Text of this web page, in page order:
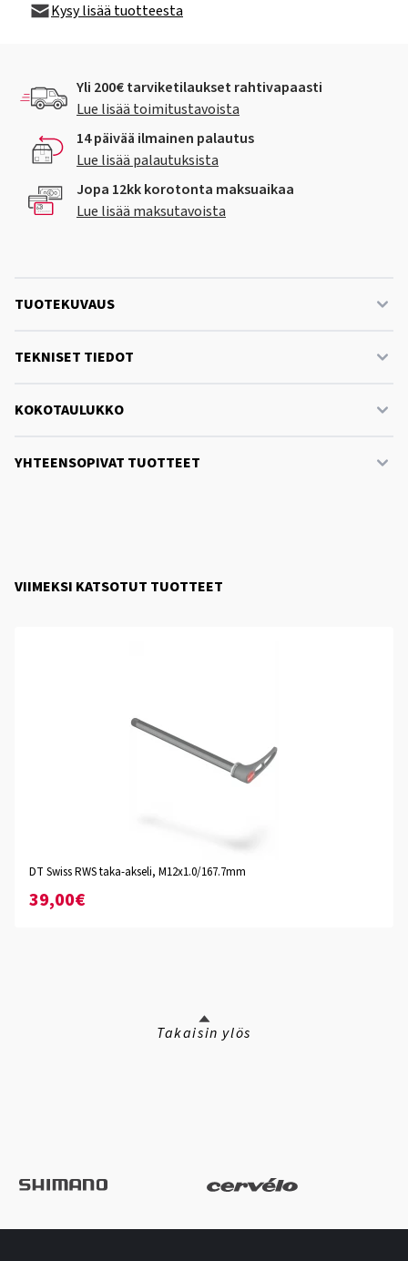
Kysy lisää tuotteesta
Yli 200€ tarviketilaukset rahtivapaasti
Lue lisää toimitustavoista
14 päivää ilmainen palautus
Lue lisää palautuksista
Jopa 12kk korotonta maksuaikaa
Lue lisää maksutavoista
TUOTEKUVAUS
TEKNISET TIEDOT
KOKOTAULUKKO
YHTEENSOPIVAT TUOTTEET
VIIMEKSI KATSOTUT TUOTTEET
DT Swiss RWS taka-akseli, M12x1.0/167.7mm
39,00€
Takaisin ylös